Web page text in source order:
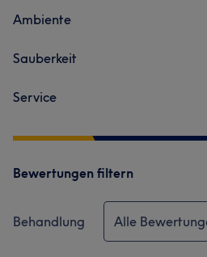
Ambiente
Sauberkeit
Service
Bewertungen filtern
Behandlung Alle